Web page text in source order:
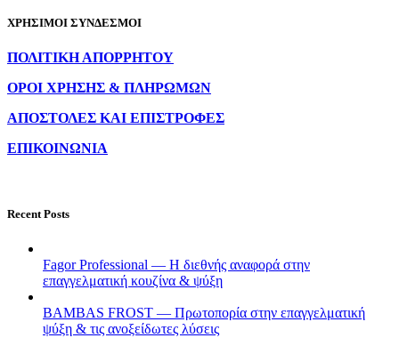
ΧΡΗΣΙΜΟΙ ΣΥΝΔΕΣΜΟΙ
ΠΟΛΙΤΙΚΗ ΑΠΟΡΡΗΤΟΥ
ΟΡΟΙ ΧΡΗΣΗΣ & ΠΛΗΡΩΜΩΝ
ΑΠΟΣΤΟΛΕΣ ΚΑΙ ΕΠΙΣΤΡΟΦΕΣ
ΕΠΙΚΟΙΝΩΝΙΑ
Recent Posts
Fagor Professional — Η διεθνής αναφορά στην
επαγγελματική κουζίνα & ψύξη
BAMBAS FROST — Πρωτοπορία στην επαγγελματική
ψύξη & τις ανοξείδωτες λύσεις